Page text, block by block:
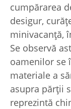
cumpărarea
desigur,
minivacanță,
Se observă
oamenilor se
materiale a
asupra părții
reprezintă